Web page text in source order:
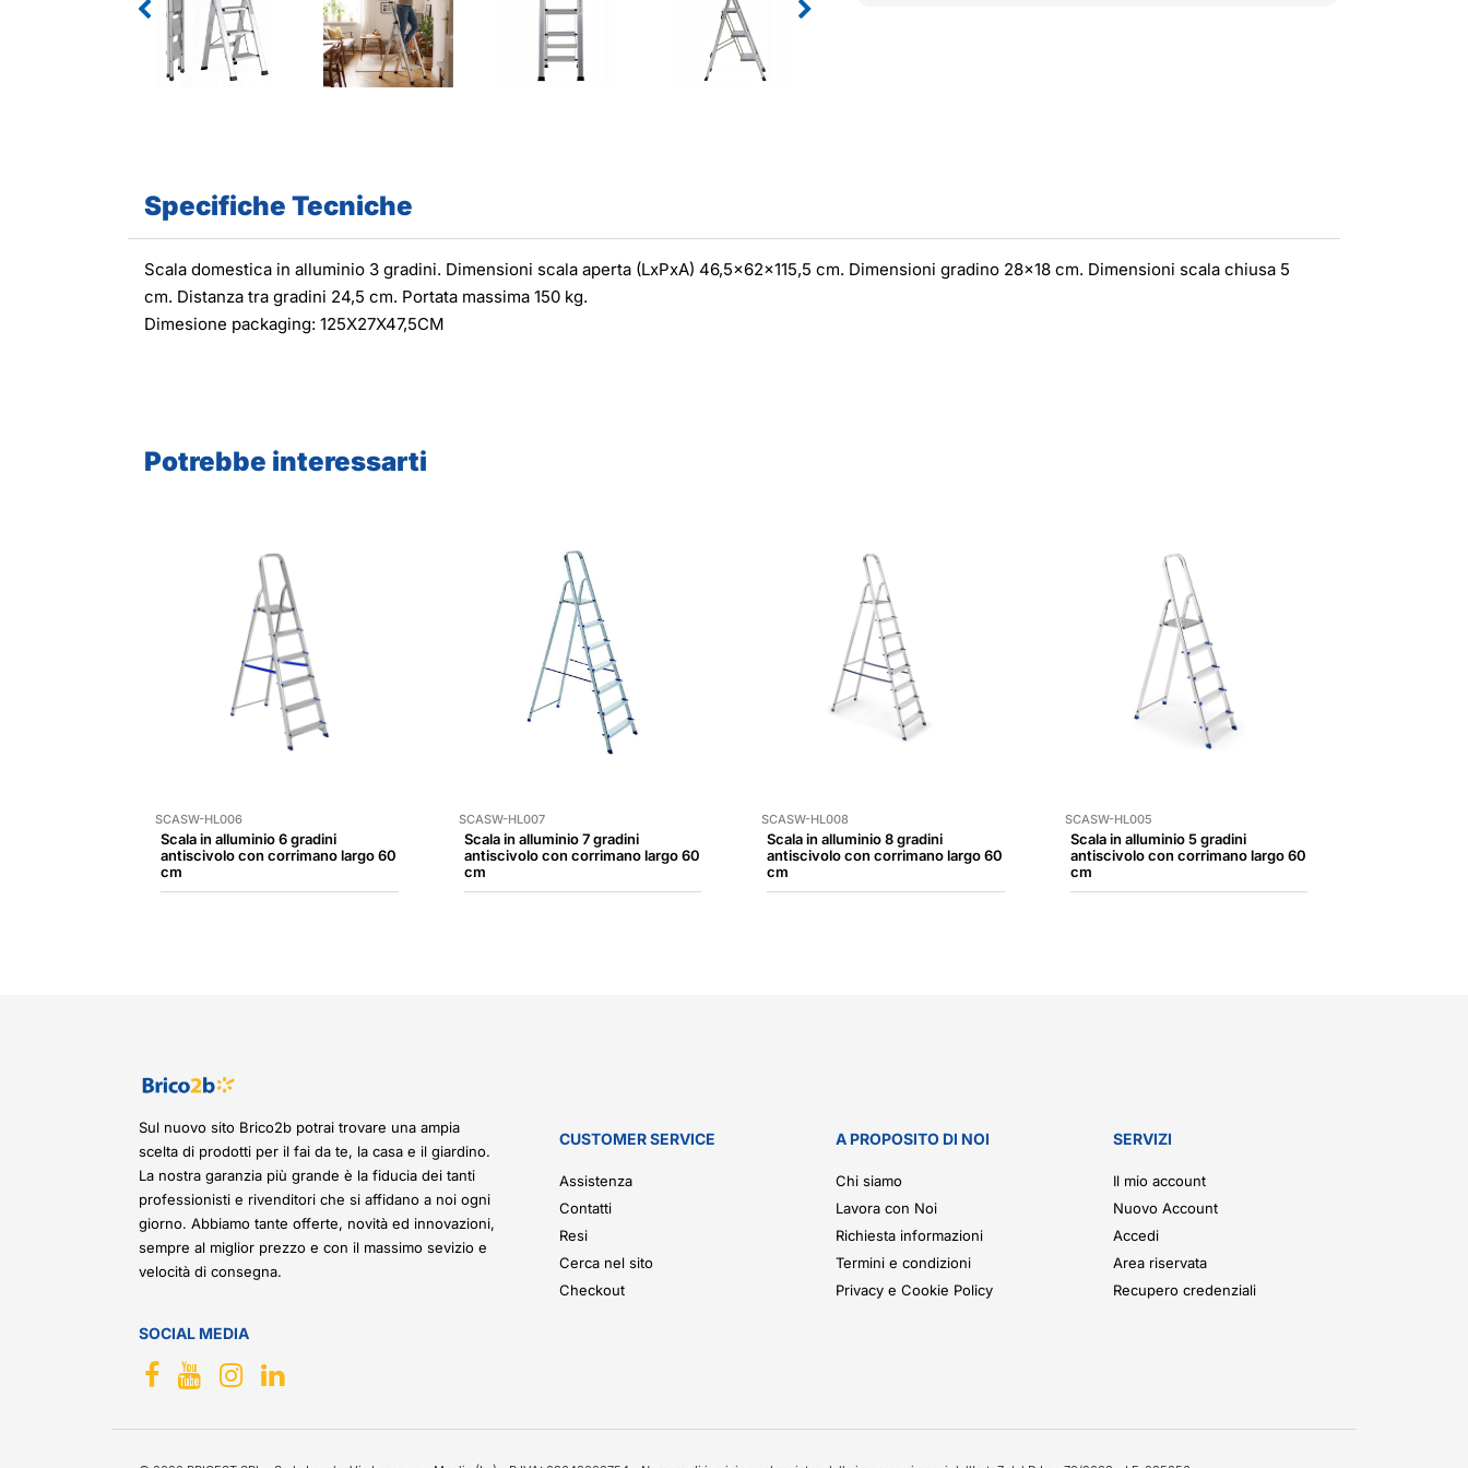
Specifiche Tecniche
Scala domestica in alluminio 3 gradini. Dimensioni scala aperta (LxPxA) 46,5x62x115,5 cm. Dimensioni gradino 28x18 cm. Dimensioni scala chiusa 5
cm. Distanza tra gradini 24,5 cm. Portata massima 150 kg.
Dimesione packaging: 125X27X47,5CM
Potrebbe interessarti
SCASW-HL006
Scala in alluminio 6 gradini
antiscivolo con corrimano largo 60
cm
SCASW-HL007
Scala in alluminio 7 gradini
antiscivolo con corrimano largo 60
cm
SCASW-HL008
Scala in alluminio 8 gradini
antiscivolo con corrimano largo 60
cm
SCASW-HL005
Scala in alluminio 5 gradini
antiscivolo con corrimano largo 60
cm
Sul nuovo sito Brico2b potrai trovare una ampia
scelta di prodotti per il fai da te, la casa e il giardino.
La nostra garanzia più grande è la fiducia dei tanti
professionisti e rivenditori che si affidano a noi ogni
giorno. Abbiamo tante offerte, novità ed innovazioni,
sempre al miglior prezzo e con il massimo sevizio e
velocità di consegna.
SOCIAL MEDIA
CUSTOMER SERVICE
Assistenza
Contatti
Resi
Cerca nel sito
Checkout
A PROPOSITO DI NOI
Chi siamo
Lavora con Noi
Richiesta informazioni
Termini e condizioni
Privacy e Cookie Policy
SERVIZI
Il mio account
Nuovo Account
Accedi
Area riservata
Recupero credenziali